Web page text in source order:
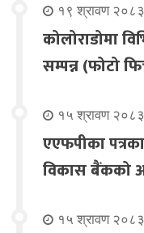
१९ श्रावण
कोलोराडोमा
सम्पन्न (फोटो
१५ श्रावण
एएफपीका
विकास बैंकको
१५ श्रावण